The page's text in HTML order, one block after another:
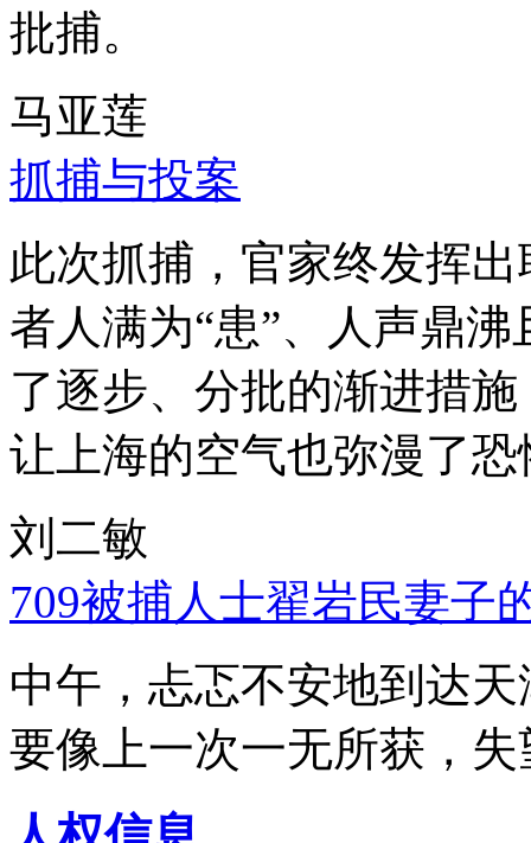
批捕。
马亚莲
抓捕与投案
此次抓捕，官家终发挥
者人满为“患”、人声鼎
了逐步、分批的渐进措
让上海的空气也弥漫了
刘二敏
709被捕人士翟岩民妻子
中午，忐忑不安地到达
要像上一次一无所获，